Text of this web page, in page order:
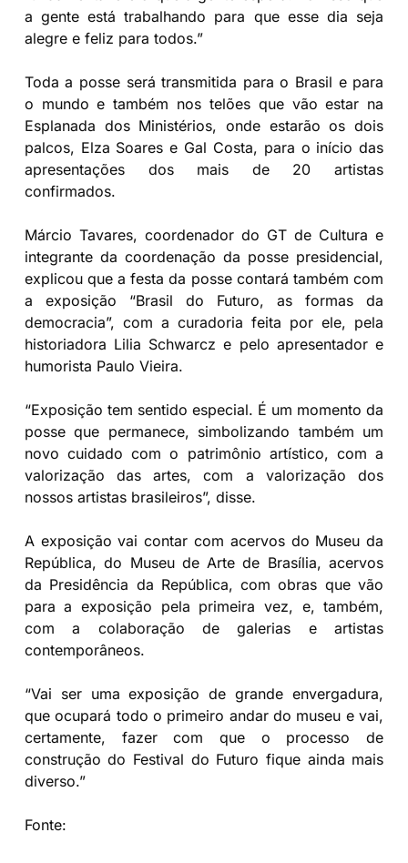
a gente está trabalhando para que esse dia seja
alegre e feliz para todos.”
Toda a posse será transmitida para o Brasil e para
o mundo e também nos telões que vão estar na
Esplanada dos Ministérios, onde estarão os dois
palcos, Elza Soares e Gal Costa, para o início das
apresentações dos mais de 20 artistas
confirmados.
Márcio Tavares, coordenador do GT de Cultura e
integrante da coordenação da posse presidencial,
explicou que a festa da posse contará também com
a exposição “Brasil do Futuro, as formas da
democracia”, com a curadoria feita por ele, pela
historiadora Lilia Schwarcz e pelo apresentador e
humorista Paulo Vieira.
“Exposição tem sentido especial. É um momento da
posse que permanece, simbolizando também um
novo cuidado com o patrimônio artístico, com a
valorização das artes, com a valorização dos
nossos artistas brasileiros”, disse.
A exposição vai contar com acervos do Museu da
República, do Museu de Arte de Brasília, acervos
da Presidência da República, com obras que vão
para a exposição pela primeira vez, e, também,
com a colaboração de galerias e artistas
contemporâneos.
“Vai ser uma exposição de grande envergadura,
que ocupará todo o primeiro andar do museu e vai,
certamente, fazer com que o processo de
construção do Festival do Futuro fique ainda mais
diverso.”
Fonte: